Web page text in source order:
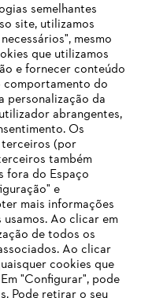
SUPORTA
suportamos. Para
semelhantes
site, utilizamos
mesmo
que utilizamos
e fornecer conteúdo
comportamento do
personalização da
abrangentes,
Os
(por
também
fora do Espaço
e
mais informações
Ao clicar em
de todos os
Ao clicar
cookies que
"Configurar", pode